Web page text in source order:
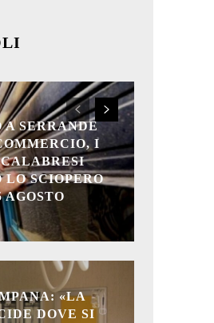
A SERRANDE
I
LO SCIOPERO
AGOSTO
«LA
DOVE SI